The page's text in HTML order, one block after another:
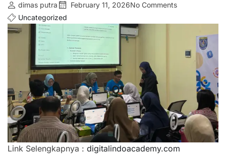
dimas putra February 11, 2026No Comments
Uncategorized
Link Selengkapnya : digitalindoacademy.com